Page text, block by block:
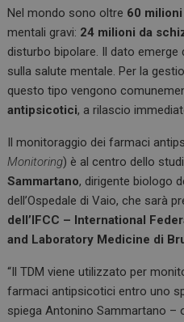
ce
b
o
o
ke
dI
n
at
s
A
p
Nel mondo sono oltre 60 milioni
mentali gravi: 24 milioni da
disturbo bipolare. Il dato emerge
sulla salute mentale. Per la
questo tipo vengono
antipsicotici, a rilascio
Il monitoraggio dei farmaci
Monitoring) è al centro dello
Sammartano, dirigente biologo
dell’Ospedale di Vaio, che sarà
dell’IFCC – International
and Laboratory Medicine di
“Il TDM viene utilizzato per
farmaci antipsicotici entro uno
spiega Antonino Sammartano –